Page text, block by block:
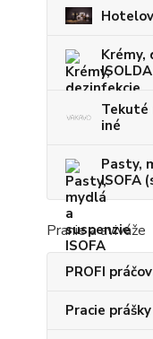
Krémy,
ISOLDA
Tekuté
iné
Pasty,
ISOFA
Pranie a aviváže
PROFI
Pracie prášky